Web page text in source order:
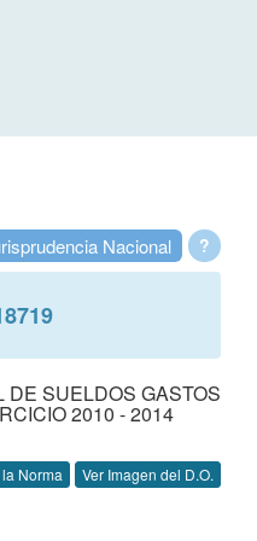
?
Nacional
SUELDOS GASTOS
2010 - 2014
Norma Ver Imagen del D.O.